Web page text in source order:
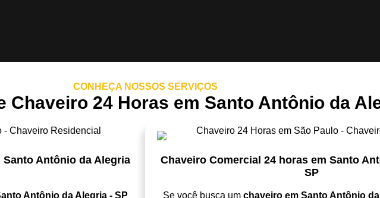
CONHEÇA NOSSOS SERVIÇOS
Chaveiro 24 Horas em Santo Antônio da
Antônio da Alegria
Antônio da Alegria - SP
Chaveiro Comercial 24 horas em Santo
SP
Se você busca um chaveiro em Santo Antônio